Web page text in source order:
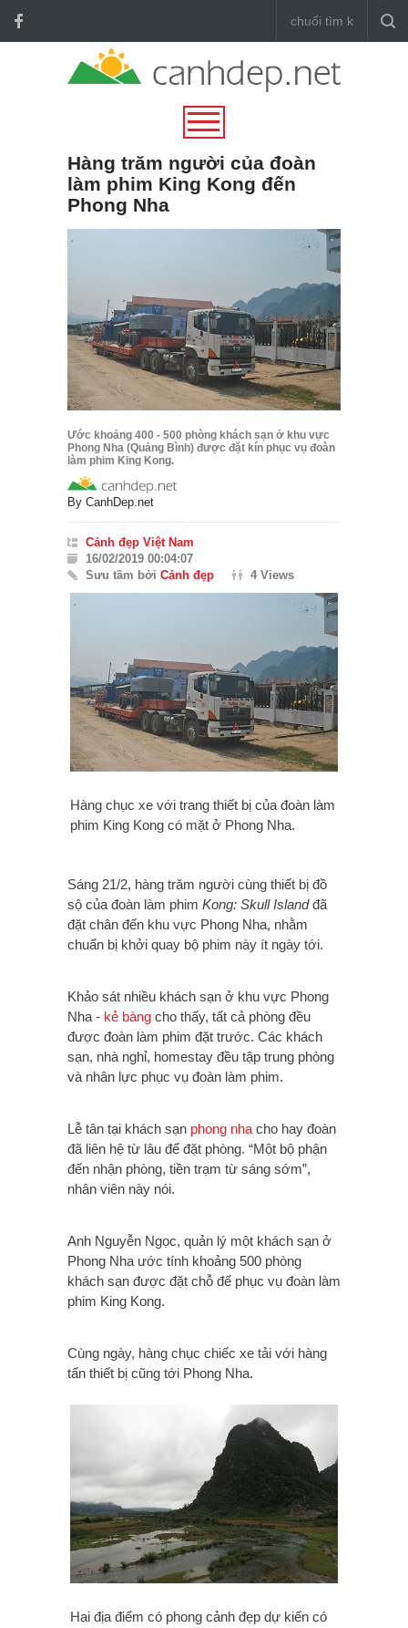
Hàng trăm người của đoàn
làm phim King Kong đến
Phong Nha
Ước khoảng 400 - 500 phòng khách sạn ở khu vực
Phong Nha (Quảng Bình) được đặt kín phục vụ đoàn
làm phim King Kong.
By CanhDep.net
Cảnh đẹp Việt Nam
16/02/2019 00:04:07
Sưu tầm bởi Cảnh đẹp 4 Views
Hàng chục xe với trang thiết bị của đoàn làm
phim King Kong có mặt ở Phong Nha.
Sáng 21/2, hàng trăm người cùng thiết bị đồ
sộ của đoàn làm phim Kong: Skull Islandđã
đặt chân đến khu vực Phong Nha, nhằm
chuẩn bị khởi quay bộ phim này ít ngày tới.
Khảo sát nhiều khách sạn ở khu vực Phong
Nha - kẻ bàng cho thấy, tất cả phòng đều
được đoàn làm phim đặt trước. Các khách
sạn, nhà nghỉ, homestay đều tập trung phòng
và nhân lực phục vụ đoàn làm phim.
Lễ tân tại khách sạn phong nha cho hay đoàn
đã liên hệ từ lâu để đặt phòng. “Một bộ phận
đến nhận phòng, tiền trạm từ sáng sớm”,
nhân viên này nói.
Anh Nguyễn Ngọc, quản lý một khách sạn ở
Phong Nha ước tính khoảng 500 phòng
khách sạn được đặt chỗ để phục vụ đoàn làm
phim King Kong.
Cùng ngày, hàng chục chiếc xe tải với hàng
tấn thiết bị cũng tới Phong Nha.
Hai địa điểm có phong cảnh đẹp dự kiến có